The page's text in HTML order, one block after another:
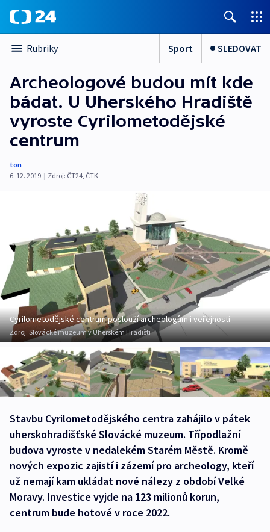
Rubriky Sport SLEDOVAT
Archeologové budou mít kde
bádat. U Uherského Hradiště
vyroste Cyrilometodějské
centrum
ton
6. 12. 2019 | Zdroj: ČT24, ČTK
Cyrilometodějské centrum poslouží archeologům i veřejnosti
Zdroj: Slovácké muzeum v Uherském Hradišti
Stavbu Cyrilometodějského centra zahájilo v pátek
uherskohradišťské Slovácké muzeum. Třípodlažní
budova vyroste v nedalekém Starém Městě. Kromě
nových expozic zajistí i zázemí pro archeology, kteří
už nemají kam ukládat nové nálezy z období Velké
Moravy. Investice vyjde na 123 milionů korun,
centrum bude hotové v roce 2022.